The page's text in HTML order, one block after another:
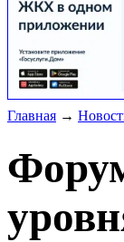
Главная →